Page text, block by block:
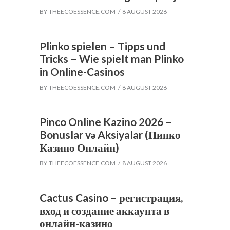
BY THEECOESSENCE.COM 8 AUGUST 2026
Plinko spielen – Tipps und
Tricks – Wie spielt man Plinko
in Online-Casinos
BY THEECOESSENCE.COM 8 AUGUST 2026
Pinco Online Kazino 2026 –
Bonuslar və Aksiyalar (Пинко
Казино Онлайн)
BY THEECOESSENCE.COM 8 AUGUST 2026
Cactus Casino – регистрация,
вход и создание аккаунта в
онлайн-казино